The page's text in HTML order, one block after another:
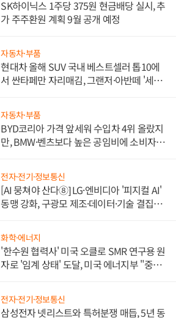
SK하이닉스 1주당 375원 현금배당 실시, 추
가 주주환원 계획 9월 공개 예정
자동차·부품
현대차 올해 SUV 국내 베스트셀러 톱10에
서 싼타페만 자리매김, 그랜저·아반떼 '세단
자동차·부품
BYD코리아 가격 앞세워 수입차 4위 올랐지
만, BMW·벤츠보다 높은 공임비에 소비자
전자·전기·정보통신
[AI 뭉쳐야 산다⑧] LG·엔비디아 '피지컬 AI'
동맹 강화, 구광모 제조·데이터·기술 결집
화학·에너지
'한수원 협력사' 미국 오클로 SMR 연구용 원
자로 '임계 상태' 도달, 미국 에너지부 "중요
전자·전기·정보통신
삼성전자 넷리스트와 특허분쟁 매듭, 5년 동